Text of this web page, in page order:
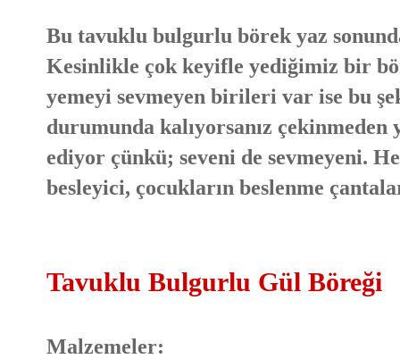
Bu tavuklu bulgurlu börek yaz
Kesinlikle çok keyifle yediğimiz bir
yemeyi sevmeyen birileri var ise bu
durumunda kalıyorsanız
ediyor çünkü; seveni de sevmeyeni.
besleyici, çocukların beslenme
Tavuklu Bulgurlu Gül Böreği
Malzemeler: